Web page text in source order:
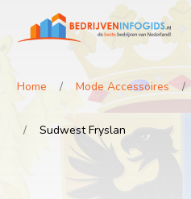
Home Mode Accessoires
Sudwest Fryslan